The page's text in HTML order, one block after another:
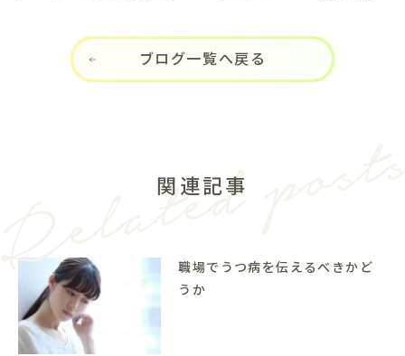
ブログ一覧へ戻る
関連記事
職場でうつ病を伝えるべきかど
うか